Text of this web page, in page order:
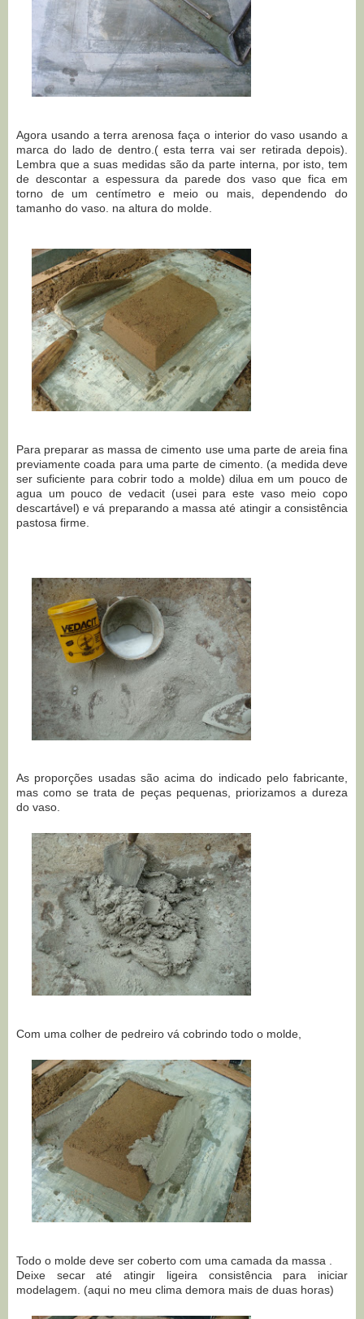
Agora usando a terra arenosa faça o interior do vaso usando a
marca do lado de dentro.( esta terra vai ser retirada depois).
Lembra que a suas medidas são da parte interna, por isto, tem
de descontar a espessura da parede dos vaso que fica em
torno de um centímetro e meio ou mais, dependendo do
tamanho do vaso. na altura do molde.
Para preparar as massa de cimento use uma parte de areia fina
previamente coada para uma parte de cimento. (a medida deve
ser suficiente para cobrir todo a molde) dilua em um pouco de
agua um pouco de vedacit (usei para este vaso meio copo
descartável) e vá preparando a massa até atingir a consistência
pastosa firme.
As proporções usadas são acima do indicado pelo fabricante,
mas como se trata de peças pequenas, priorizamos a dureza
do vaso.
Com uma colher de pedreiro vá cobrindo todo o molde,
Todo o molde deve ser coberto com uma camada da massa .
Deixe secar até atingir ligeira consistência para iniciar
modelagem. (aqui no meu clima demora mais de duas horas)